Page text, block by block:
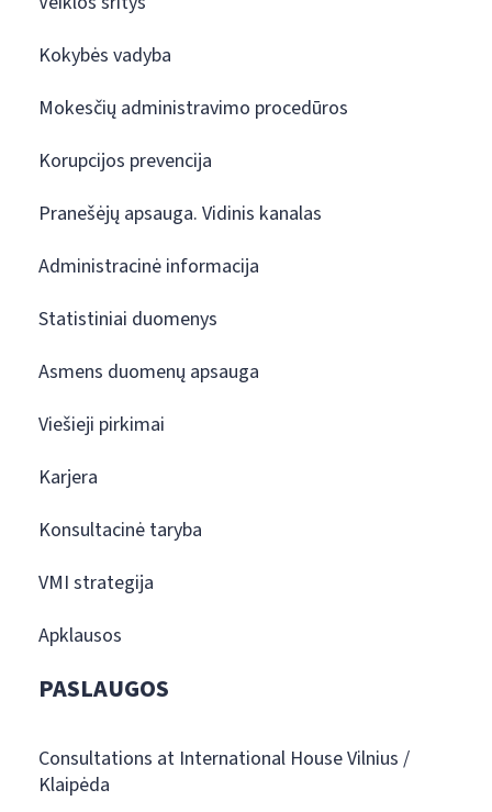
Kokybės vadyba
Mokesčių administravimo procedūros
Korupcijos prevencija
Pranešėjų apsauga. Vidinis kanalas
Administracinė informacija
Statistiniai duomenys
Asmens duomenų apsauga
Viešieji pirkimai
Karjera
Konsultacinė taryba
VMI strategija
Apklausos
PASLAUGOS
Consultations at International House Vilnius /
Klaipėda